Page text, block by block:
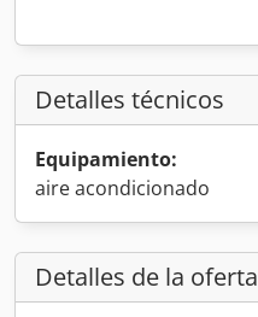
Detalles técnicos
Equipamiento:
aire acondicionado
Detalles de la oferta